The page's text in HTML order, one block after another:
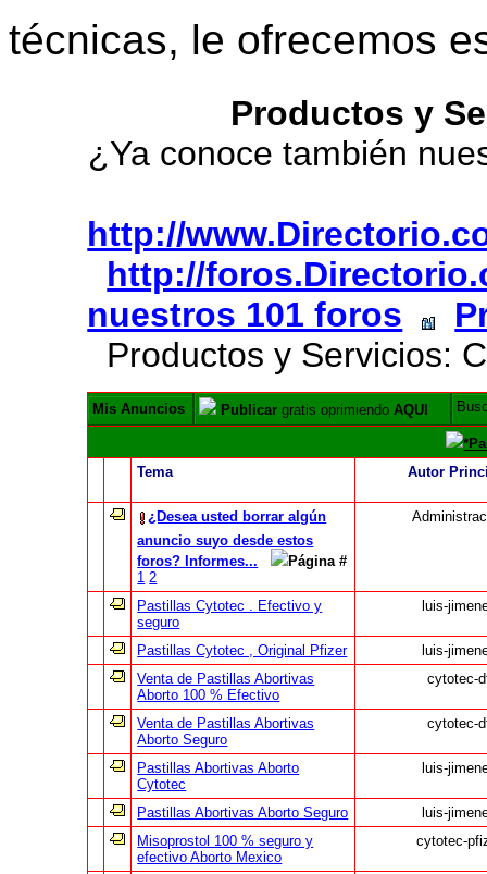
técnicas, le ofrecemos
Productos y
¿Ya conoce también
http://
http://
nuestros 101 foros
Productos y Servicios:
Mis Anuncios Publicar gratis oprimiendoAQUI
Tema
Autor
¿Desea usted borrar algún
anuncio suyo desde estos
foros? Informes...
Página #
1 2
Pastillas Cytotec . Efectivo y
seguro
luis-
Pastillas Cytotec , Original Pfizer
luis-
Venta de Pastillas Abortivas
Aborto 100 % Efectivo
cytotec-
Venta de Pastillas Abortivas
Aborto Seguro
cytotec-
Pastillas Abortivas Aborto
Cytotec
luis-
Pastillas Abortivas Aborto Seguro
luis-
Misoprostol 100 % seguro y
efectivo Aborto Mexico
cytotec-